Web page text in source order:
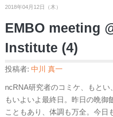
2018年04月12日（木）
EMBO meeting
Institute (4)
投稿者: 中川 真一
ncRNA研究者のコミケ、もとい
もいよいよ最終日。昨日の晩御
こともあり、体調も万全。今日